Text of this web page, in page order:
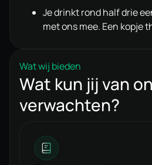
Je drinkt rond half drie
met ons mee. Een kopje
Wat wij bieden
Wat kun jij van
verwachten?